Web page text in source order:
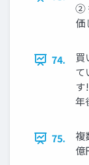
②
価
74.
買
て
す
年
75.
複
億